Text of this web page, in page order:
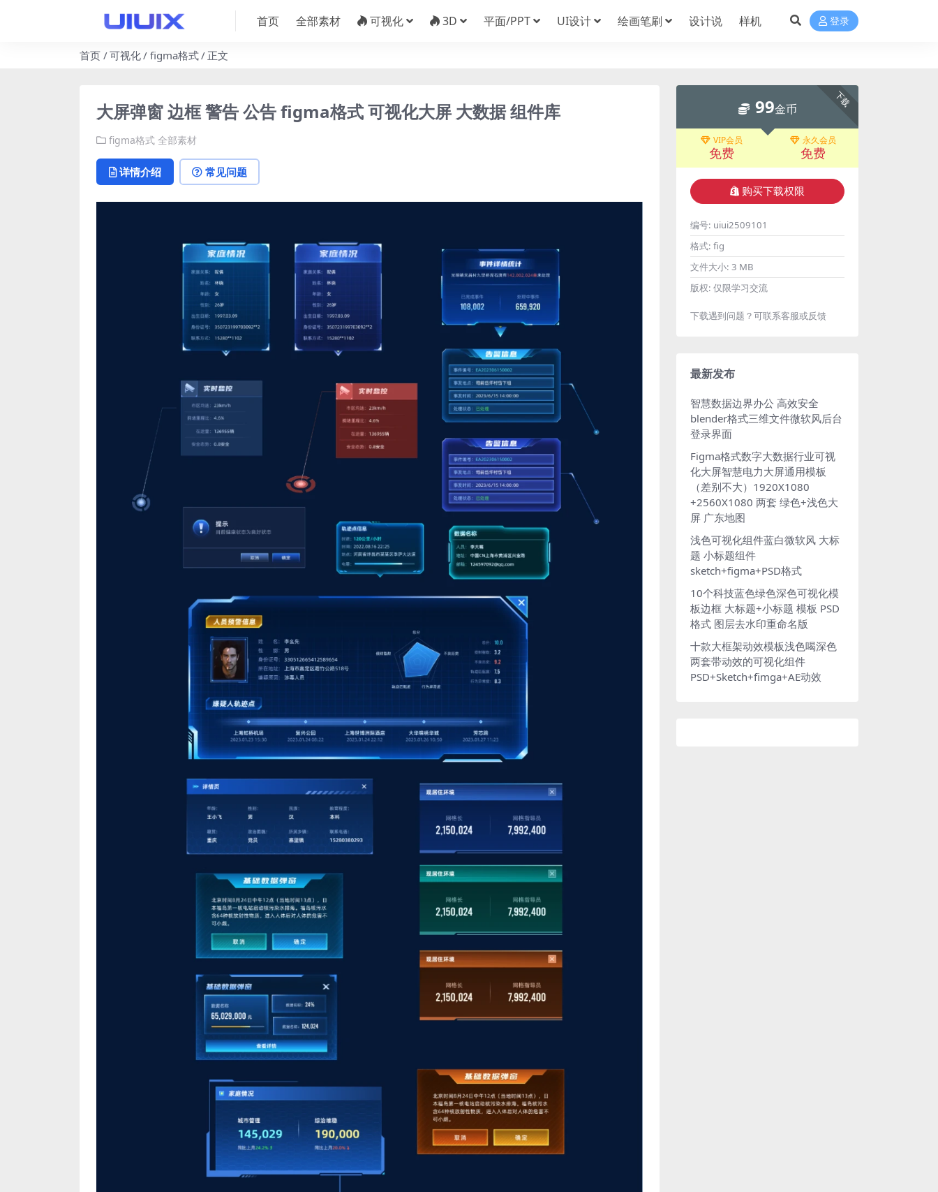
首页 全部素材 可视化 3D 平面/PPT UI设计 绘画笔刷 设计说 样机 登录
首页 可视化 figma格式 正文
大屏弹窗 边框 警告 公告 figma格式 可视化大屏 大数据 组件库
figma格式 全部素材
详情介绍 常见问题
下载
99金币
VIP会员
免费
永久会员
免费
购买下载权限
编号: uiui2509101
格式: fig
文件大小: 3 MB
版权: 仅限学习交流
下载遇到问题？可联系客服或反馈
最新发布
智慧数据边界办公 高效安全
blender格式三维文件微软风后台
登录界面
Figma格式数字大数据行业可视
化大屏智慧电力大屏通用模板
（差别不大）1920X1080
+2560X1080 两套 绿色+浅色大
屏 广东地图
浅色可视化组件蓝白微软风 大标
题 小标题组件
sketch+figma+PSD格式
10个科技蓝色绿色深色可视化模
板边框 大标题+小标题 模板 PSD
格式 图层去水印重命名版
十款大框架动效模板浅色喝深色
两套带动效的可视化组件
PSD+Sketch+fimga+AE动效